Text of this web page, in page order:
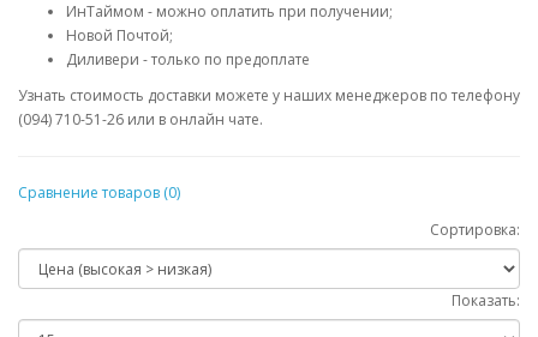
ИнТаймом - можно оплатить при получении;
Новой Почтой;
Диливери - только по предоплате
Узнать стоимость доставки можете у наших менеджеров по телефону
(094) 710-51-26 или в онлайн чате.
Сравнение товаров (0)
Сортировка:
Показать: